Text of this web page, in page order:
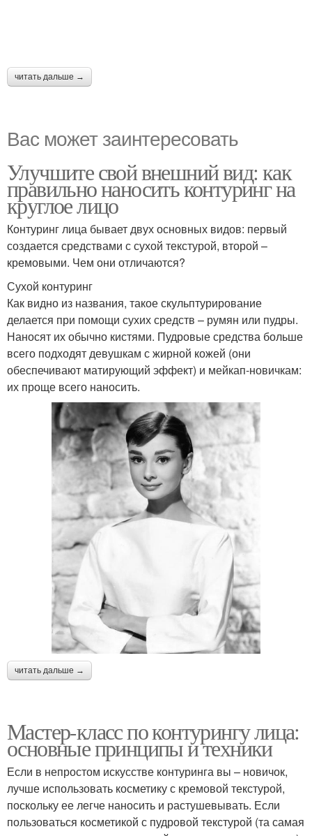
читать дальше →
Вас может заинтересовать
Улучшите свой внешний вид: как
правильно наносить контуринг на
круглое лицо
Контуринг лица бывает двух основных видов: первый
создается средствами с сухой текстурой, второй –
кремовыми. Чем они отличаются?
Сухой контуринг
Как видно из названия, такое скульптурирование
делается при помощи сухих средств – румян или пудры.
Наносят их обычно кистями. Пудровые средства больше
всего подходят девушкам с жирной кожей (они
обеспечивают матирующий эффект) и мейкап-новичкам:
их проще всего наносить.
читать дальше →
Мастер-класс по контурингу лица:
основные принципы и техники
Если в непростом искусстве контуринга вы – новичок,
лучше использовать косметику с кремовой текстурой,
поскольку ее легче наносить и растушевывать. Если
пользоваться косметикой с пудровой текстурой (та самая